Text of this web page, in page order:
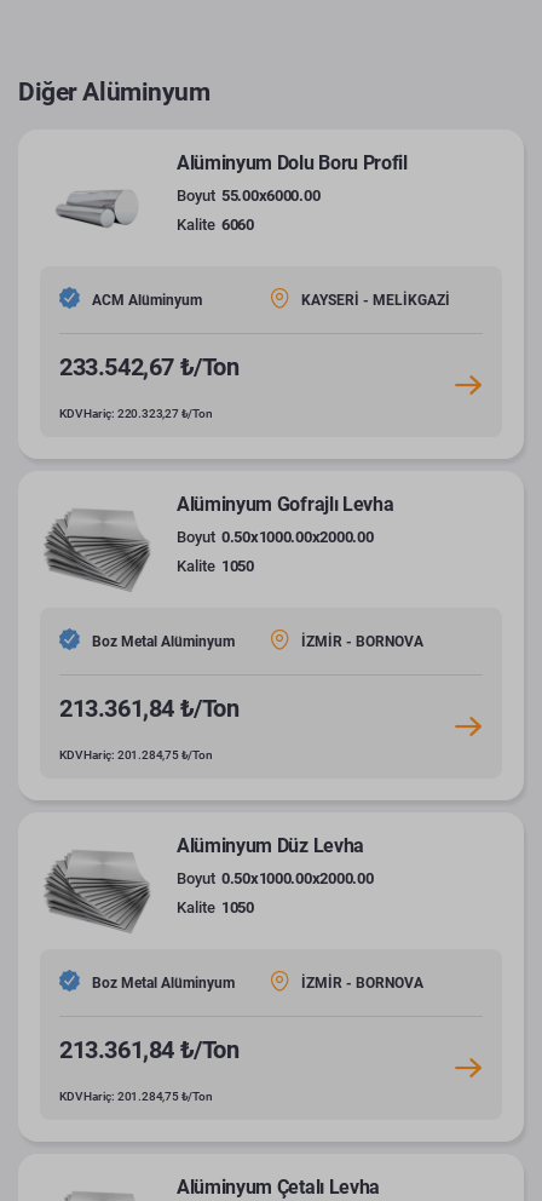
Diğer Alüminyum
Alüminyum Dolu Boru Profil
Boyut 55.00x6000.00
Kalite 6060
ACM Alüminyum KAYSERİ - MELİKGAZİ
233.542,67 ₺/Ton
KDV Hariç: 220.323,27 ₺/Ton
Alüminyum Gofrajlı Levha
Boyut 0.50x1000.00x2000.00
Kalite 1050
Boz Metal Alüminyum İZMİR - BORNOVA
213.361,84 ₺/Ton
KDV Hariç: 201.284,75 ₺/Ton
Alüminyum Düz Levha
Boyut 0.50x1000.00x2000.00
Kalite 1050
Boz Metal Alüminyum İZMİR - BORNOVA
213.361,84 ₺/Ton
KDV Hariç: 201.284,75 ₺/Ton
Alüminyum Çetalı Levha